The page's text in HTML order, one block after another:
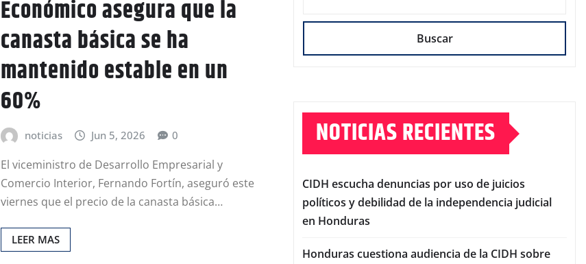
Económico asegura que la
canasta básica se ha
mantenido estable en un
60%
noticias Jun 5, 2026 0
El viceministro de Desarrollo Empresarial y
Comercio Interior, Fernando Fortín, aseguró este
viernes que el precio de la canasta básica…
LEER MAS
Buscar
NOTICIAS RECIENTES
CIDH escucha denuncias por uso de juicios
políticos y debilidad de la independencia judicial
en Honduras
Honduras cuestiona audiencia de la CIDH sobre